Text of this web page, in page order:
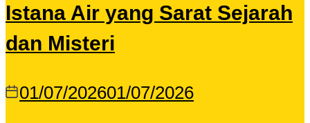
Istana Air yang Sarat Sejarah
dan Misteri
01/07/202601/07/2026